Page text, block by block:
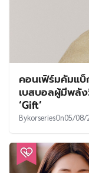
คอนเฟิร์มคัมแบ็
เบสบอลผู้มีพลัง
‘Gift’
BykorseriesOn05/08/